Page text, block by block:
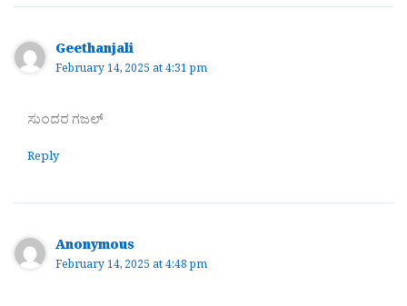
Geethanjali
February 14, 2025 at 4:31 pm
ಸುಂದರ ಗಜಲ್
Reply
Anonymous
February 14, 2025 at 4:48 pm